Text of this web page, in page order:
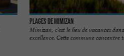
Plages de Mimizan
Mimizan, c’est le lieu de vacances
excellence. Cette commune concentre